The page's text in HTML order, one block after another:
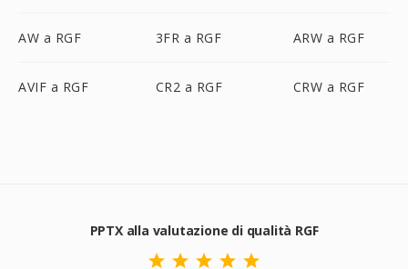
AW a RGF 3FR a RGF ARW a RGF
AVIF a RGF CR2 a RGF CRW a RGF
PPTX alla valutazione di qualità RGF